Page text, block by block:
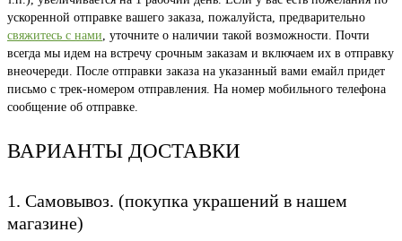
ускоренной отправке вашего заказа, пожалуйста, предварительно
свяжитесь с нами, уточните о наличии такой возможности. Почти
всегда мы идем на встречу срочным заказам и включаем их в отправку
внеочереди. После отправки заказа на указанный вами емайл придет
письмо с трек-номером отправления. На номер мобильного телефона
сообщение об отправке.
ВАРИАНТЫ ДОСТАВКИ
1. Самовывоз. (покупка украшений в нашем
магазине)